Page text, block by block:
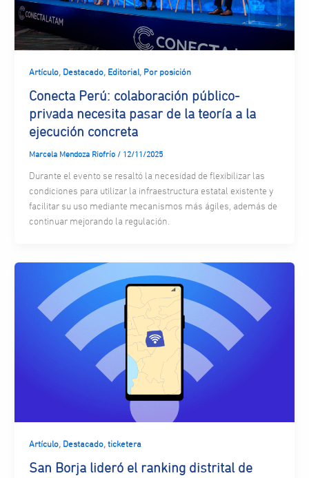
Artículo, Destacado, Editorial, Por posición
Conecta Perú: colaboración público-
privada necesita pasar de la teoría a la
ejecución concreta
Marcela Mendoza Riofrío / 12/11/2025
Durante el evento se resaltó la necesidad de flexibilizar las
condiciones para utilizar la infraestructura estatal existente y
facilitar su uso mediante mecanismos más ágiles, además de
continuar mejorando la regulación.
Artículo, Destacado, ticketera
San Borja lideró el ranking distrital de